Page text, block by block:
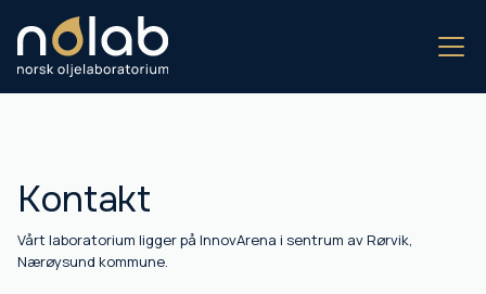
Kontakt
Vårt laboratorium ligger på InnovArena i sentrum av Rørvik,
Nærøysund kommune.